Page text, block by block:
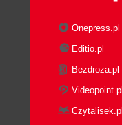
Onepress.pl
Editio.pl
Bezdroza.pl
Videopoint.pl
Czytalisek.pl